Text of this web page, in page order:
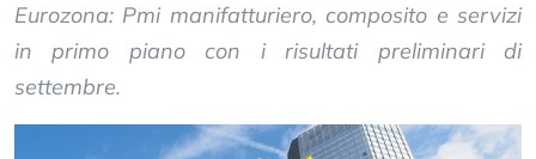
Eurozona: Pmi manifatturiero, composito e servizi
in primo piano con i risultati preliminari di
settembre.